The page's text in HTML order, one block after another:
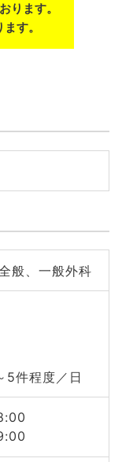
ります。
す。
般、一般外科
5件程度／日